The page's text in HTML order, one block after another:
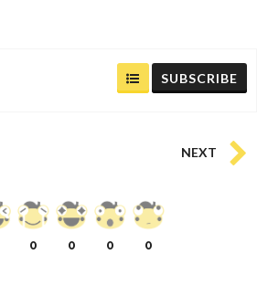
SUBSCRIBE
NEXT
0 0 0 0